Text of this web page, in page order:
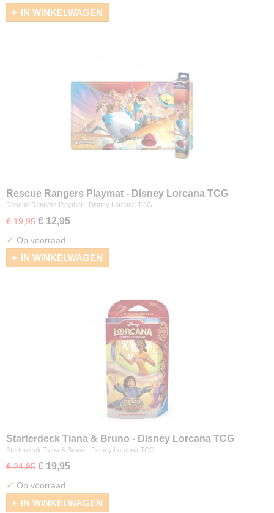
IN WINKELWAGEN
Rescue Rangers Playmat - Disney Lorcana TCG
Rescue Rangers Playmat - Disney Lorcana TCG
€ 19,95 € 12,95
✓ Op voorraad
IN WINKELWAGEN
Starterdeck Tiana & Bruno - Disney Lorcana TCG
Starterdeck Tiana & Bruno - Disney Lorcana TCG
€ 24,95 € 19,95
✓ Op voorraad
IN WINKELWAGEN